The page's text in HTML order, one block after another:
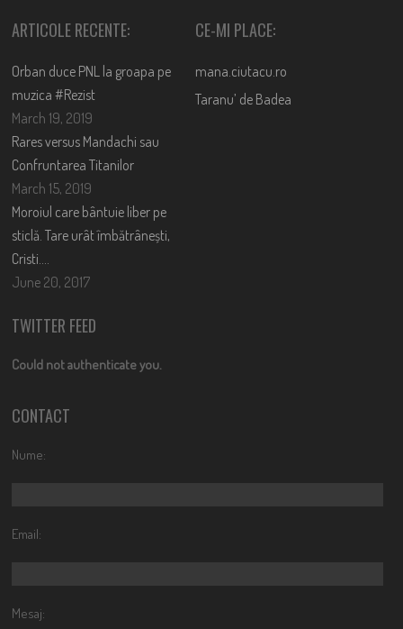
ARTICOLE RECENTE:
Orban duce PNL la groapa pe
muzica #Rezist
March 19, 2019
Rares versus Mandachi sau
Confruntarea Titanilor
March 15, 2019
Moroiul care bântuie liber pe
sticlă. Tare urât îmbătrânești,
Cristi….
June 20, 2017
CE-MI PLACE:
mana.ciutacu.ro
Taranu’ de Badea
TWITTER FEED
Could not authenticate you.
CONTACT
Nume:
Email:
Mesaj: